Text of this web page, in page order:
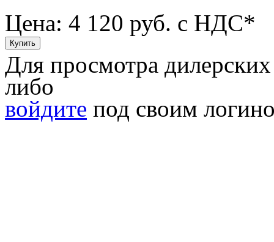
Цена: 4 120 руб. с НДС*
Для просмотра
либо
войдите под своим